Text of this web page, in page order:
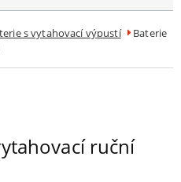
s vytahovací výpustí
Baterie
ruční